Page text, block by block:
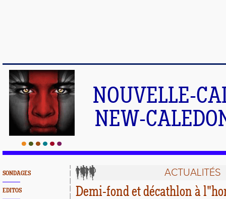
NOUVELLE-
NEW-
SONDAGES
EDITOS
ACTUALITÉS
Demi-fond et décathlon à